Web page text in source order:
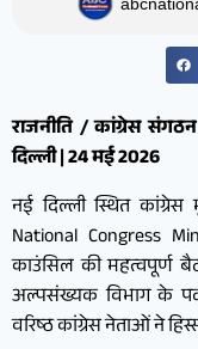
राजनीति / कांग्रेस
दिल्ली | 24 मई 2026
नई दिल्ली स्थित
National Congress
काउंसिल की
अल्पसंख्यक विभाग के
वरिष्ठ कांग्रेस नेताओं ने